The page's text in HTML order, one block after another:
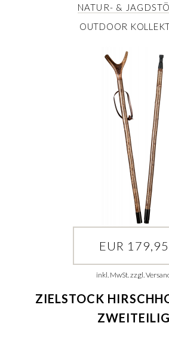
NATUR- &
OUTDOOR
EUR 179,95
inkl. MwSt. zzgl.
ZIELSTOCK
ZWEITEILIG